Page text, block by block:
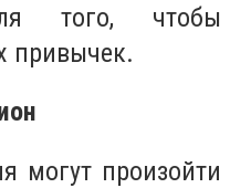
того, чтобы
привычек.
могут произойти